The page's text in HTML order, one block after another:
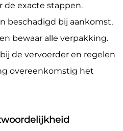
de exacte stappen.
beschadigd bij aankomst,
bewaar alle verpakking.
de vervoerder en regelen
overeenkomstig het